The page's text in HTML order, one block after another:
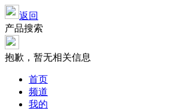
返回
产品搜索
抱歉，暂无相关信息
首页
频道
我的